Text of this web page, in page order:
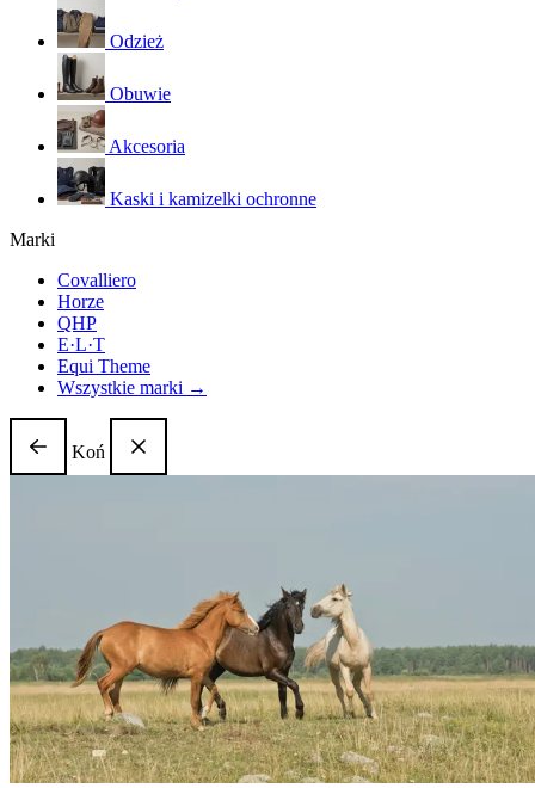
Odzież
Obuwie
Akcesoria
Kaski i kamizelki ochronne
Marki
Covalliero
Horze
QHP
E·L·T
Equi Theme
Wszystkie marki →
Koń